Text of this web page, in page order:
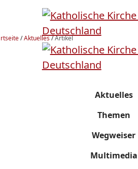
/Aktuelles/Artikel
Aktuelles
Themen
Wegweiser
Multimedia